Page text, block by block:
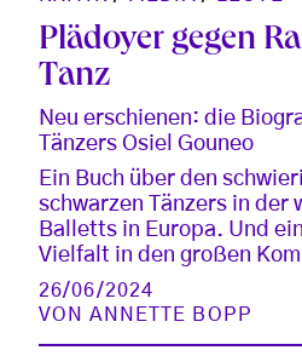
Plädoyer gegen
Tanz
Neu erschienen: die
Tänzers Osiel Gouneo
Ein Buch über den
schwarzen Tänzers in der
Balletts in Europa. Und
Vielfalt in den großen
26/06/2024
VONANNETTE BOPP